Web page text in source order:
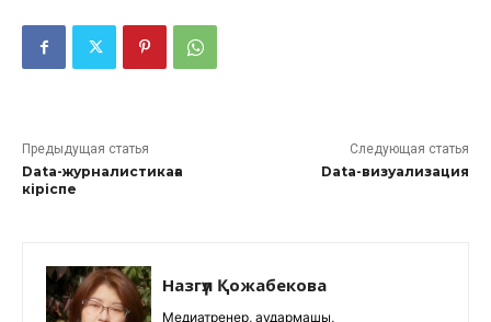
Предыдущая статья
Data-журналистикаға
кіріспе
Следующая статья
Data-визуализация
Назгүл Қожабекова
Медиатренер, аудармашы,